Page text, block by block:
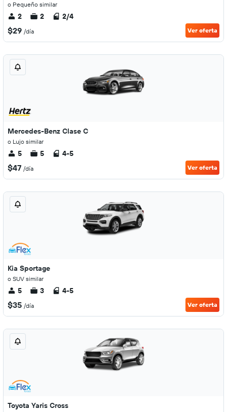
o Pequeño similar
2 2 2/4
$29 /día Ver oferta
Mercedes-Benz Clase C
o Lujo similar
5 5 4-5
$47 /día Ver oferta
Kia Sportage
o SUV similar
5 3 4-5
$35 /día Ver oferta
Toyota Yaris Cross